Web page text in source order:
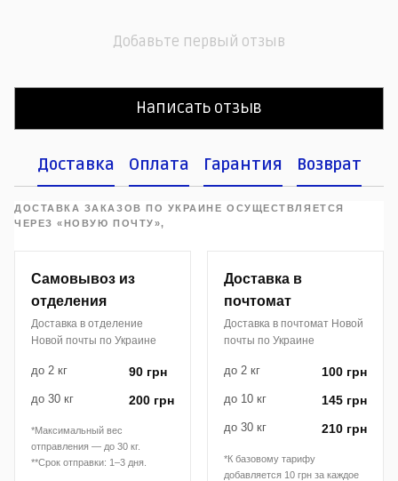
Добавьте первый отзыв
Написать отзыв
Доставка Оплата Гарантия Возврат
ДОСТАВКА ЗАКАЗОВ ПО УКРАИНЕ ОСУЩЕСТВЛЯЕТСЯ
ЧЕРЕЗ «НОВУЮ ПОЧТУ»,
Самовывоз из
отделения
Доставка в отделение
Новой почты по Украине
до 2 кг 90 грн
до 30 кг 200 грн
*Максимальный вес
отправления — до 30 кг.
**Срок отправки: 1–3 дня.
Доставка в
почтомат
Доставка в почтомат Новой
почты по Украине
до 2 кг 100 грн
до 10 кг 145 грн
до 30 кг 210 грн
*К базовому тарифу
добавляется 10 грн за каждое